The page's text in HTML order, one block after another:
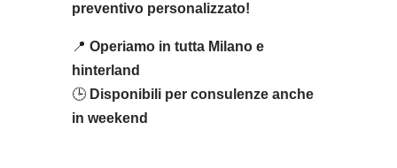
preventivo personalizzato!
📍 Operiamo in tutta Milano e
hinterland
🕒 Disponibili per consulenze anche
in weekend